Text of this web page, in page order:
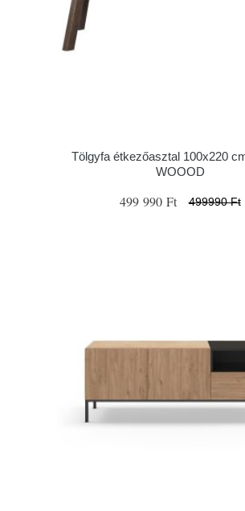
Tölgyfa étkezőasztal 100x220
WOOOD
499 990 Ft 499990 Ft